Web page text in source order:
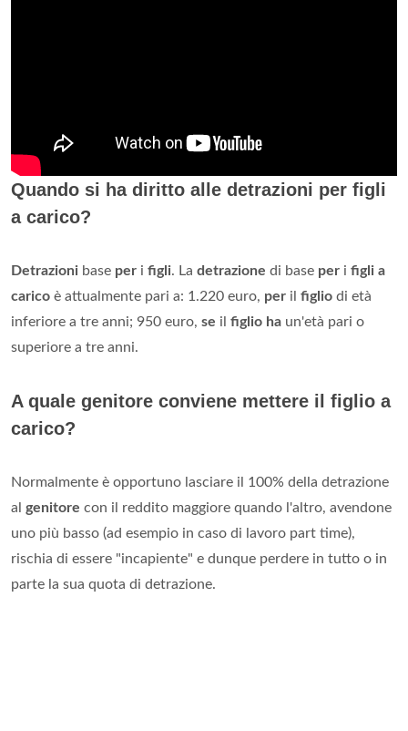
Quando si ha diritto alle detrazioni per figli
a carico?
Detrazioni base per i figli. La detrazione di base per i figli a
carico è attualmente pari a: 1.220 euro, per il figlio di età
inferiore a tre anni; 950 euro, se il figlio ha un'età pari o
superiore a tre anni.
A quale genitore conviene mettere il figlio a
carico?
Normalmente è opportuno lasciare il 100% della detrazione
al genitore con il reddito maggiore quando l'altro, avendone
uno più basso (ad esempio in caso di lavoro part time),
rischia di essere "incapiente" e dunque perdere in tutto o in
parte la sua quota di detrazione.